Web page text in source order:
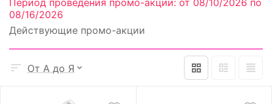
Период проведения промо-акции: от 08/10/2026 по
08/16/2026
Действующие промо-акции
От А до Я